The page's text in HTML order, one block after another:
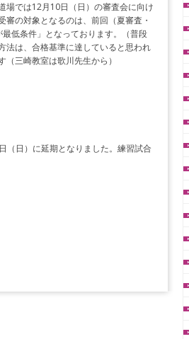
場では12月10日（日）の審査会に向け
の対象となるのは、前回（夏審査・
低条件」となっております。（普段
法は、合格基準に達していると思われ
三崎教室は歌川先生から）
（日）に延期となりました。練習試合